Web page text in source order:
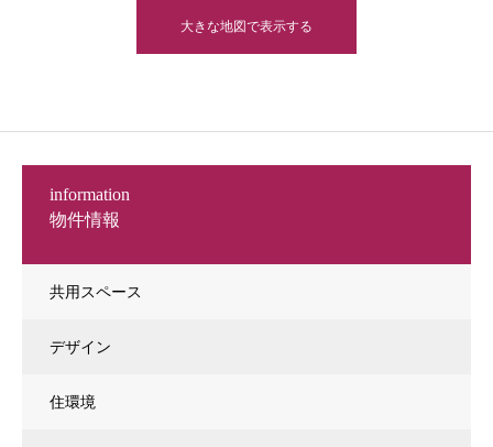
大きな地図で表示する
物件情報
information
共用スペース
デザイン
住環境